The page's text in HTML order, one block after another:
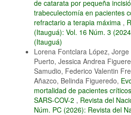
de catarata por pequeña
trabeculectomía en pacientes
refractario a terapia máxima ,
(Itauguá): Vol. 16 Núm. 3
(Itauguá)
Lorena Fontclara López,
Puerto, Jessica Andrea
Samudio, Federico Valentin
Añazco, Belinda Figueredo,
mortalidad de pacientes
SARS-COV-2 , Revista del
Núm. PC (2026): Revista del